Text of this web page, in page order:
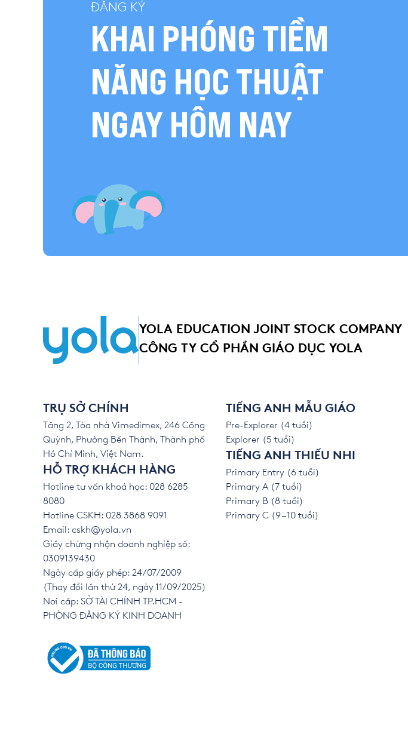
ĐĂNG KÝ
KHAI PHÓNG TIỀM
NĂNG HỌC THUẬT
NGAY HÔM NAY
YOLA EDUCATION JOINT STOCK COMPANY
CÔNG TY CỔ PHẦN GIÁO DỤC YOLA
TRỤ SỞ CHÍNH
Tầng 2, Tòa nhà Vimedimex, 246 Cống
Quỳnh, Phường Bến Thành, Thành phố
Hồ Chí Minh, Việt Nam.
HỖ TRỢ KHÁCH HÀNG
Hotline tư vấn khoá học: 028 6285
8080
Hotline CSKH: 028 3868 9091
Email: cskh@yola.vn
Giấy chứng nhận doanh nghiệp số:
0309139430
Ngày cấp giấy phép: 24/07/2009
(Thay đổi lần thứ 24, ngày 11/09/2025)
Nơi cấp: SỞ TÀI CHÍNH TP.HCM -
PHÒNG ĐĂNG KÝ KINH DOANH
TIẾNG ANH MẪU GIÁO
Pre-Explorer (4 tuổi)
Explorer (5 tuổi)
TIẾNG ANH THIẾU NHI
Primary Entry (6 tuổi)
Primary A (7 tuổi)
Primary B (8 tuổi)
Primary C (9 – 10 tuổi)